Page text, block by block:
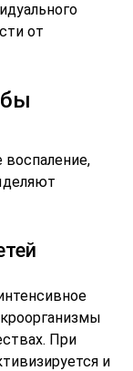
от
При
и